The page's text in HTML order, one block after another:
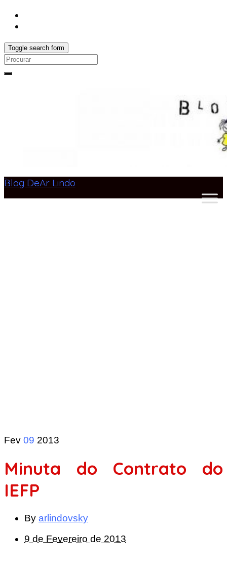
Toggle search form
Search
Blog DeAr Lindo
Fev 09 2013
Minuta do Contrato do
IEFP
By arlindovsky
9 de Fevereiro de 2013